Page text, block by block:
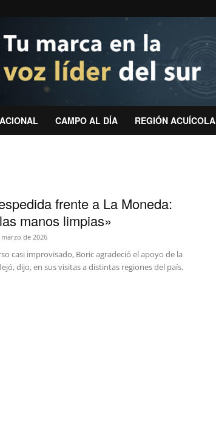
CAMPO AL DÍA REGIÓN ACUÍCOLA
frente a La Moneda:
manos limpias»
de 2026
casi improvisado, Boric agradeció el apoyo de la
dijo, en sus visitas a distintas regiones del país.